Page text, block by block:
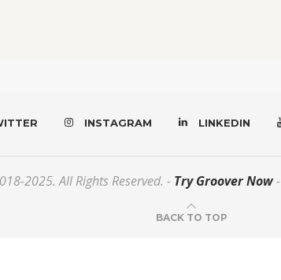
INSTAGRAM LINKEDIN
2025. All Rights Reserved. - Try Groover Now-
BACK TO TOP